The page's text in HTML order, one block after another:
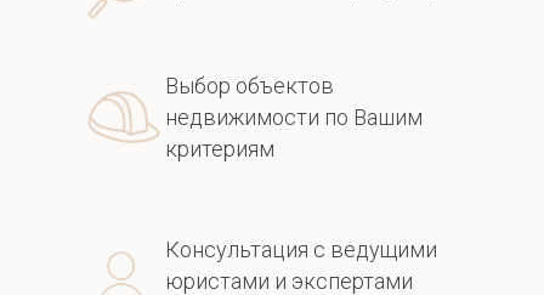
Консультация с ведущими
юристами и экспертами
Выбор объектов
недвижимости по Вашим
критериям